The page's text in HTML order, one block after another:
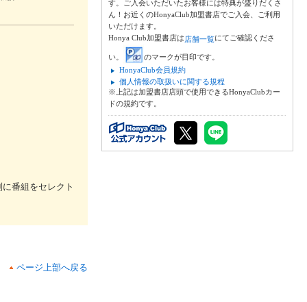
番組をセレクト
ページ上部へ戻る
す。ご入会いただいたお客様には特典が盛りだくさ
ん！お近くのHonyaClub加盟書店でご入会、ご利用
いただけます。
Honya Club加盟書店は店舗一覧にてご確認くださ
い。
のマークが目印です。
HonyaClub会員規約
個人情報の取扱いに関する規程
※上記は加盟書店店頭で使用できるHonyaClubカー
ドの規約です。